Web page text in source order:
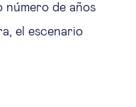
número de años
el escenario